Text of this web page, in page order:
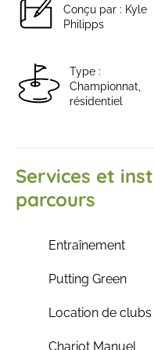
Conçu par : Kyle
Philipps
Type :
Championnat,
résidentiel
Services et
parcours
Entraînement
Putting Green
Location de clubs
Chariot Manuel